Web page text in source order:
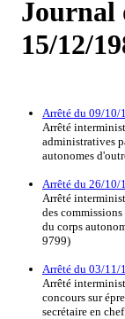
Journal
15/12/
Arrêté du 09/10/
Arrêté
administratives
autonomes
Arrêté du 26/10/
Arrêté
des
du corps
9799)
Arrêté du 03/11/
Arrêté
concours sur
secrétaire en